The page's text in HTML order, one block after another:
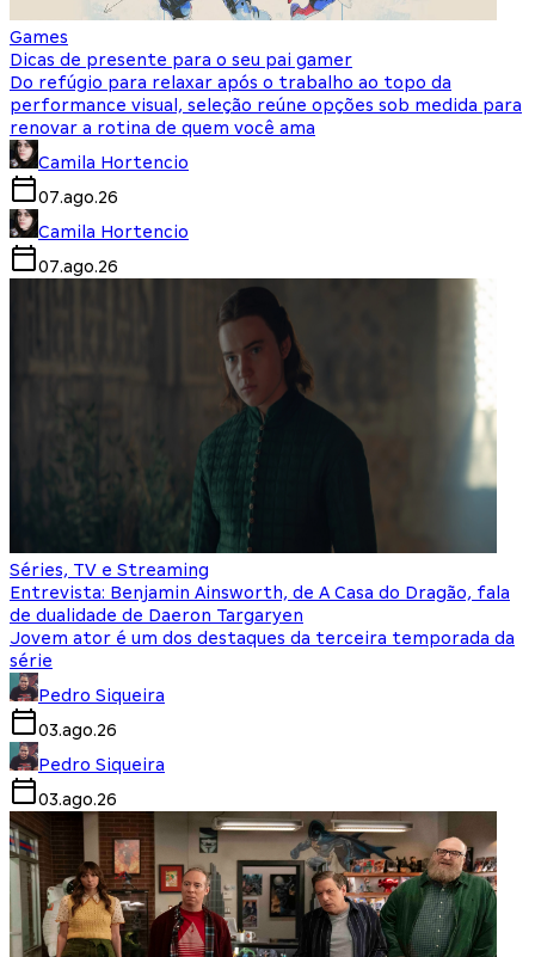
Games
Dicas de presente para o seu pai gamer
Do refúgio para relaxar após o trabalho ao topo da
performance visual, seleção reúne opções sob medida para
renovar a rotina de quem você ama
Camila Hortencio
07.ago.26
Camila Hortencio
07.ago.26
Séries, TV e Streaming
Entrevista: Benjamin Ainsworth, de A Casa do Dragão, fala
de dualidade de Daeron Targaryen
Jovem ator é um dos destaques da terceira temporada da
série
Pedro Siqueira
03.ago.26
Pedro Siqueira
03.ago.26